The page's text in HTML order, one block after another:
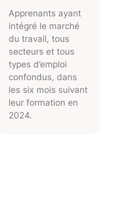
Apprenants ayant
intégré le marché
du travail, tous
secteurs et tous
types d’emploi
confondus, dans
les six mois suivant
leur formation en
2024.